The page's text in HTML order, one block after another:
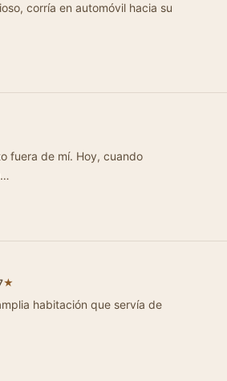
corría en automóvil hacia su
fuera de mí. Hoy, cuando
★
habitación que servía de